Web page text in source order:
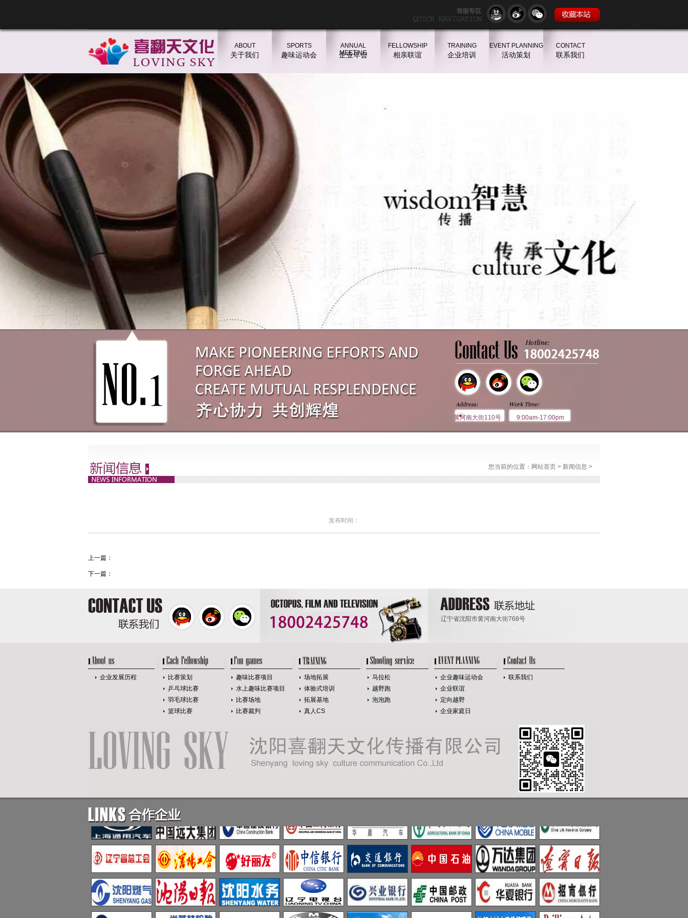
ABOUT
关于我们
SPORTS
趣味运动会
ANNUAL
MEETING
企业年会
FELLOWSHIP
相亲联谊
TRAINING
企业培训
EVENT PLANNING
活动策划
CONTACT
联系我们
黄河南大街110号 9:00am-17:00pm
您当前的位置： 网站首页 > 新闻信息 >
发布时间：
上一篇：
下一篇：
辽宁省沈阳市黄河南大街768号
企业发展历程
比赛策划
乒乓球比赛
羽毛球比赛
篮球比赛
趣味比赛项目
水上趣味比赛项目
比赛场地
比赛裁判
场地拓展
体验式培训
拓展基地
真人CS
马拉松
越野跑
泡泡跑
企业趣味运动会
企业联谊
定向越野
企业家庭日
联系我们